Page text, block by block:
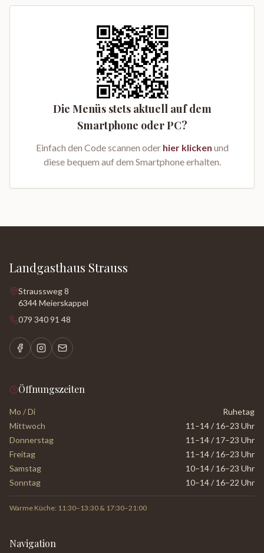
Die Menüs stets aktuell auf dem
Smartphone oder PC?
Einfach den Code scannen oder hier klicken und
diese bequem auf dem Smartphone erhalten.
Landgasthaus Strauss
Straussweg 8
6344 Meierskappel
079 340 91 48
Öffnungszeiten
Mo / Di
Ruhetag
Mittwoch
11–14 / 16–23 Uhr
Donnerstag
11–14 / 17–23 Uhr
Freitag
11–14 / 16–23 Uhr
Samstag
10–14 / 16–23 Uhr
Sonntag
10–14 / 16–22 Uhr
Warme Küche: 11:30–13:30 & 17:30–21:00
Navigation